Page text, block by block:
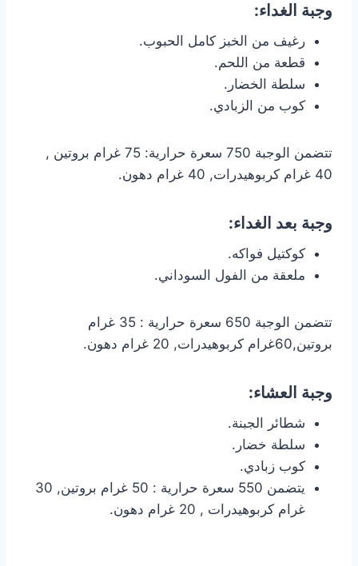
وجبة الغداء:
رغيف من الخبز كامل الحبوب.
قطعة من اللحم.
سلطة الخضار.
كوب من الزبادي.
تتضمن الوجبة 750 سعرة حرارية: 75 غرام بروتين ,
40 غرام كربوهيدرات, 40 غرام دهون.
وجبة بعد الغداء:
كوكتيل فواكه.
ملعقة من الفول السوداني.
تتضمن الوجبة 650 سعرة حرارية : 35 غرام
بروتين,60غرام كربوهيدرات, 20 غرام دهون.
وجبة العشاء:
شطائر الجبنة.
سلطة خضار.
كوب زبادي.
يتضمن 550 سعرة حرارية : 50 غرام بروتين, 30
غرام كربوهيدرات , 20 غرام دهون.